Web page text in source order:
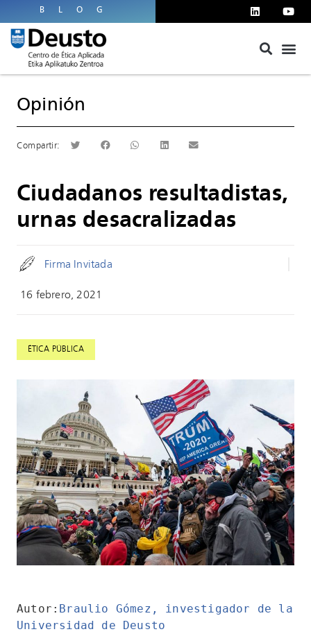
BLOG
Opinión
Ciudadanos resultadistas,
urnas desacralizadas
Firma Invitada
16 febrero, 2021
ÉTICA PÚBLICA
Autor: Braulio Gómez , investigador de la
Universidad de Deusto